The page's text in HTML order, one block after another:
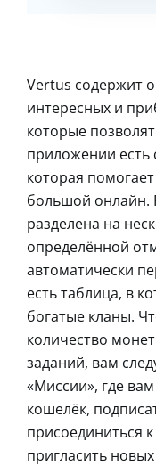
Vertus содержит
интересных и
которые
приложении есть
которая
большой онлайн.
разделена на
определённой
автоматически
есть таблица, в
богатые кланы.
количество
заданий, вам
«Миссии», где
кошелёк,
присоединиться
пригласить